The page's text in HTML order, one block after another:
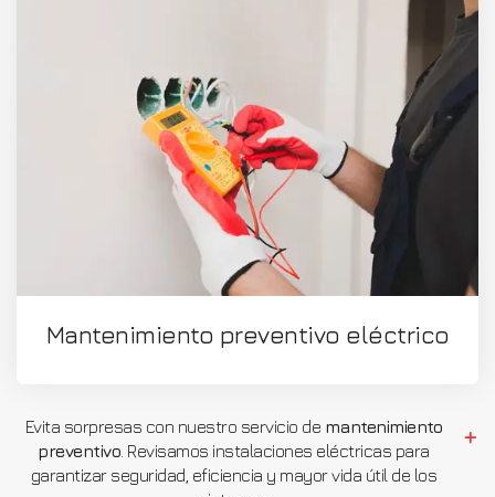
Mantenimiento preventivo eléctrico
Evita sorpresas con nuestro servicio de mantenimiento
preventivo . Revisamos instalaciones eléctricas para
garantizar seguridad, eficiencia y mayor vida útil de los